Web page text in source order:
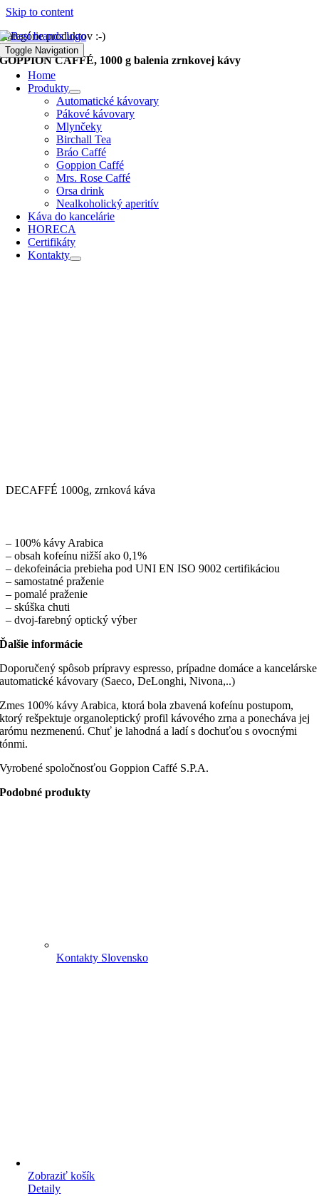
Skip to content
Toggle Navigation
Home
Produkty
Automatické kávovary
Pákové kávovary
Mlynčeky
Birchall Tea
Bráo Caffé
Goppion Caffé
Mrs. Rose Caffé
Orsa drink
Nealkoholický aperitív
Káva do kancelárie
HORECA
Certifikáty
Kontakty
Kontakty Slovensko
Kategórie produktov :-)
GOPPION CAFFÉ, 1000 g balenia zrnkovej kávy
DECAFFÉ 1000g, zrnková káva
– 100% kávy Arabica
– obsah kofeínu nižší ako 0,1%
– dekofeinácia prebieha pod UNI EN ISO 9002 certifikáciou
– samostatné praženie
– pomalé praženie
– skúška chuti
– dvoj-farebný optický výber
Ďalšie informácie
Doporučený spôsob prípravy espresso, prípadne domáce a kancelárske
automatické kávovary (Saeco, DeLonghi, Nivona,..)
Zmes 100% kávy Arabica, ktorá bola zbavená kofeínu postupom,
ktorý rešpektuje organoleptický profil kávového zrna a ponecháva jej
arómu nezmenenú. Chuť je lahodná a ladí s dochuťou s ovocnými
tónmi.
Vyrobené spoločnosťou Goppion Caffé S.P.A.
Podobné produkty
Zobraziť košík
Detaily